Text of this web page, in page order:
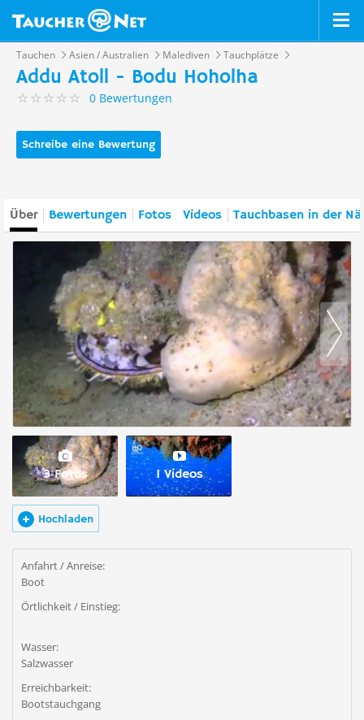
Tauchen Asien / Australien Malediven Tauchplätze
Addu Atoll - Bodu Hoholha
0 Bewertungen
Schreibe eine Bewertung
Über Bewertungen Fotos Videos Tauchbasen in der
3 Fotos 1 Videos
Hochladen
Anfahrt / Anreise:
Boot
Örtlichkeit / Einstieg:
Wasser:
Salzwasser
Erreichbarkeit:
Bootstauchgang